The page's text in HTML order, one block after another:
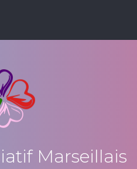
Marseillais